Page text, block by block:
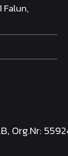
Falun,
Org.Nr: